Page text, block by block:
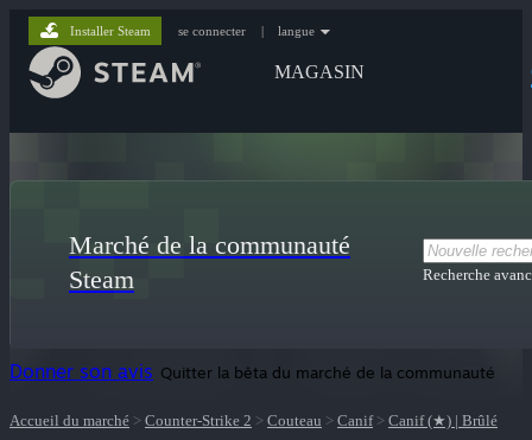
MAGASIN
Installer Steam se connecter | langue
Marché de la communauté
Steam
Recherche
Donner son avis Quitter la bêta du marché de la communauté
Accueil du marché > Counter-Strike 2 > Couteau > Canif> Canif (★) | Brûlé